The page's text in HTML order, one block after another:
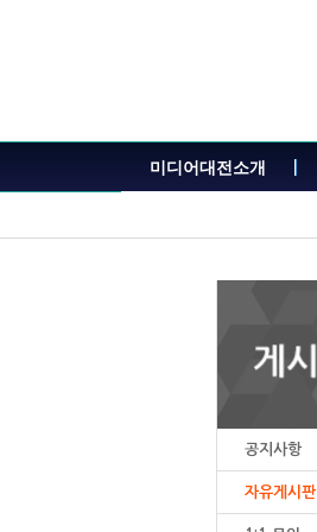
가
미디어대전소개
공지사항
자유게시판